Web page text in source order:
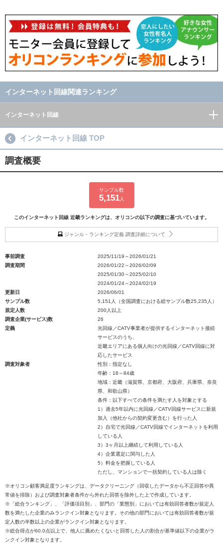
インターネット回線関連ランキング
インターネット回線
インターネット回線 TOP
調査概要
サンプル数
5,151人
このインターネット回線 近畿ランキングは、オリコンの以下の調査に基づいています。
ジャンル・ランキング定義 調査詳細について
事前調査
2025/11/19～2026/01/21
調査期間
2026/01/22～2026/02/09
2025/01/30～2025/02/10
2024/01/24～2024/02/19
更新日
2026/06/01
サンプル数
5,151人（全国調査における総サンプル数25,235人）
規定人数
200人以上
調査企業(サービス)数
26
定義
光回線／CATV事業者が提供するインターネット接続
サービスのうち、
近畿エリアにある個人向けの光回線／CATV回線に対
応したサービス
調査対象者
性別：指定なし
年齢：18～84歳
地域：近畿（滋賀県、京都府、大阪府、兵庫県、奈良
県、和歌山県）
条件：以下すべての条件を満たす人を対象とする
1）過去5年以内に光回線／CATV回線サービスに新規
加入（他社からの契約変更含む）を行った人
2）自宅で光回線／CATV回線でインターネットを利用
している人
3）3ヶ月以上継続して利用している人
4）企業選定に関与した人
5）料金を把握している人
ただし、マンションで一括契約している人は除く
※オリコン顧客満足度ランキングは、データクリーニング（回収したデータから不正回答や異
常値を排除）および調査対象者条件から外れた回答を除外した上で作成しています。
※「総合ランキング」、「評価項目別」、部門の「業態別」においては有効回答者数が規定人
数を満たした企業のみランクイン対象となります。その他の部門においては有効回答者数が規
定人数の半数以上の企業がランクイン対象となります。
※総合得点が60.0点以上で、他人に薦めたくないと回答した人の割合が基準値以下の企業がラ
ンクイン対象となります。